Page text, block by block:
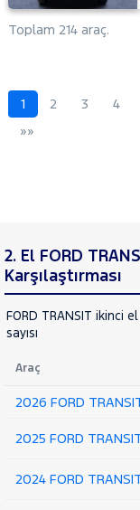
14+1
Minibüs
Tek
440 E
16+1
Minibüs
Tek
Teker
Minibüs
Çift
Arka
KAMYONET
Toplam 214 araç.
1 2 3 4
»»
2. El FORD
Karşılaştırması
FORD TRANSIT ikinci
sayısı
Araç
2026 FORD
2025 FORD
2024 FORD